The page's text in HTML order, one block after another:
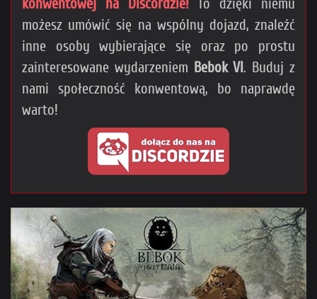
(i zgarnąć bonusy dla wspierających).
Cel to 150 zł miesięcznie (obecnie: 120 zł).
Po jego osiągnięciu wyłączamy reklamy i ten pop-up.
>>Sprawdź też, na co dokładnie idą pieniądze<<
Loading...
możesz umówić się na wspólny dojazd, znaleźć
inne osoby wybierające się oraz po prostu
zainteresowane wydarzeniem Bebok VI. Buduj z
nami społeczność konwentową, bo naprawdę
warto!